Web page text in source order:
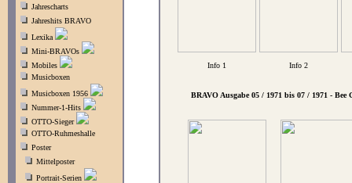
Jahrescharts
Jahreshits BRAVO
Lexika
Mini-BRAVOs
Mobiles
Musicboxen
Musicboxen 1956
Nummer-1-Hits
OTTO-Sieger
OTTO-Ruhmeshalle
Poster
Mittelposter
Portrait-Serien
Info 1 Info 2
BRAVO Ausgabe 05 / 1971 bis 07 / 1971 - Bee